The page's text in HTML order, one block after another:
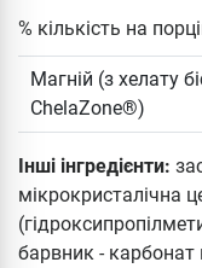
% кількість на
Магній (з хелату
ChelaZone®)
Інші інгредієнти:
мікрокристалічна
барвник -